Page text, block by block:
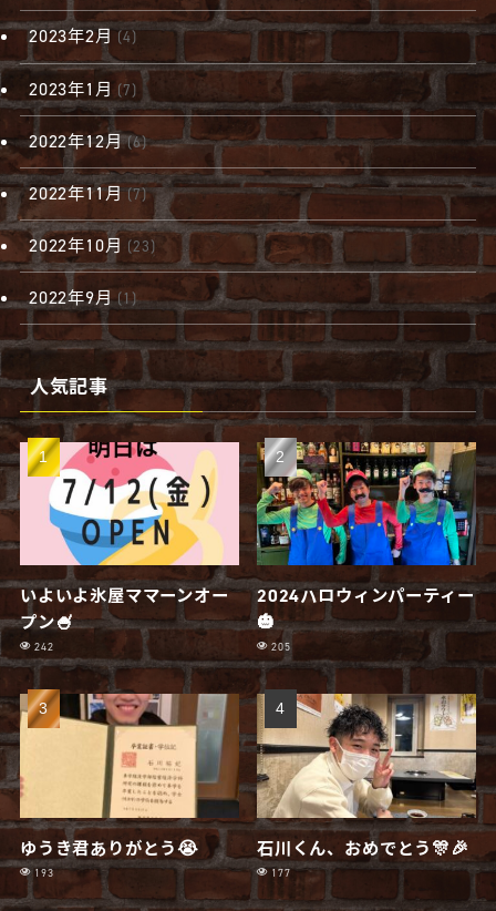
2023年2月 (4)
2023年1月(7)
2022年12月(6)
2022年11月 (7)
2022年10月 (23)
2022年9月(1)
人気記事
いよいよ氷屋ママーンオー
プン🍧
242
2024ハロウィンパーティー
🎃
205
ゆうき君ありがとう😭
193
石川くん、おめでとう🎊🎉
177